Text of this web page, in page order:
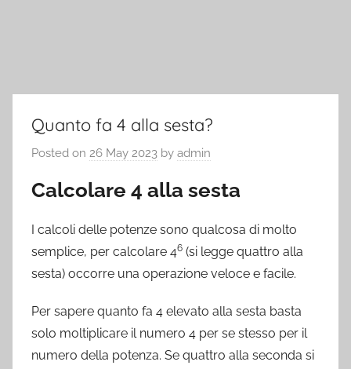
Quanto fa 4 alla sesta?
Posted on 26 May 2023 by admin
Calcolare 4 alla sesta
I calcoli delle potenze sono qualcosa di molto
semplice, per calcolare 46 (si legge quattro alla
sesta) occorre una operazione veloce e facile.
Per sapere quanto fa 4 elevato alla sesta basta
solo moltiplicare il numero 4 per se stesso per il
numero della potenza. Se quattro alla seconda si